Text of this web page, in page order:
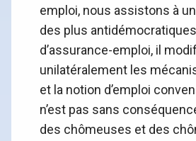
emploi, nous assistons à
des plus
d’assurance-emploi, il
unilatéralement les
et la notion d’emploi
n’est pas sans
des chômeuses et des